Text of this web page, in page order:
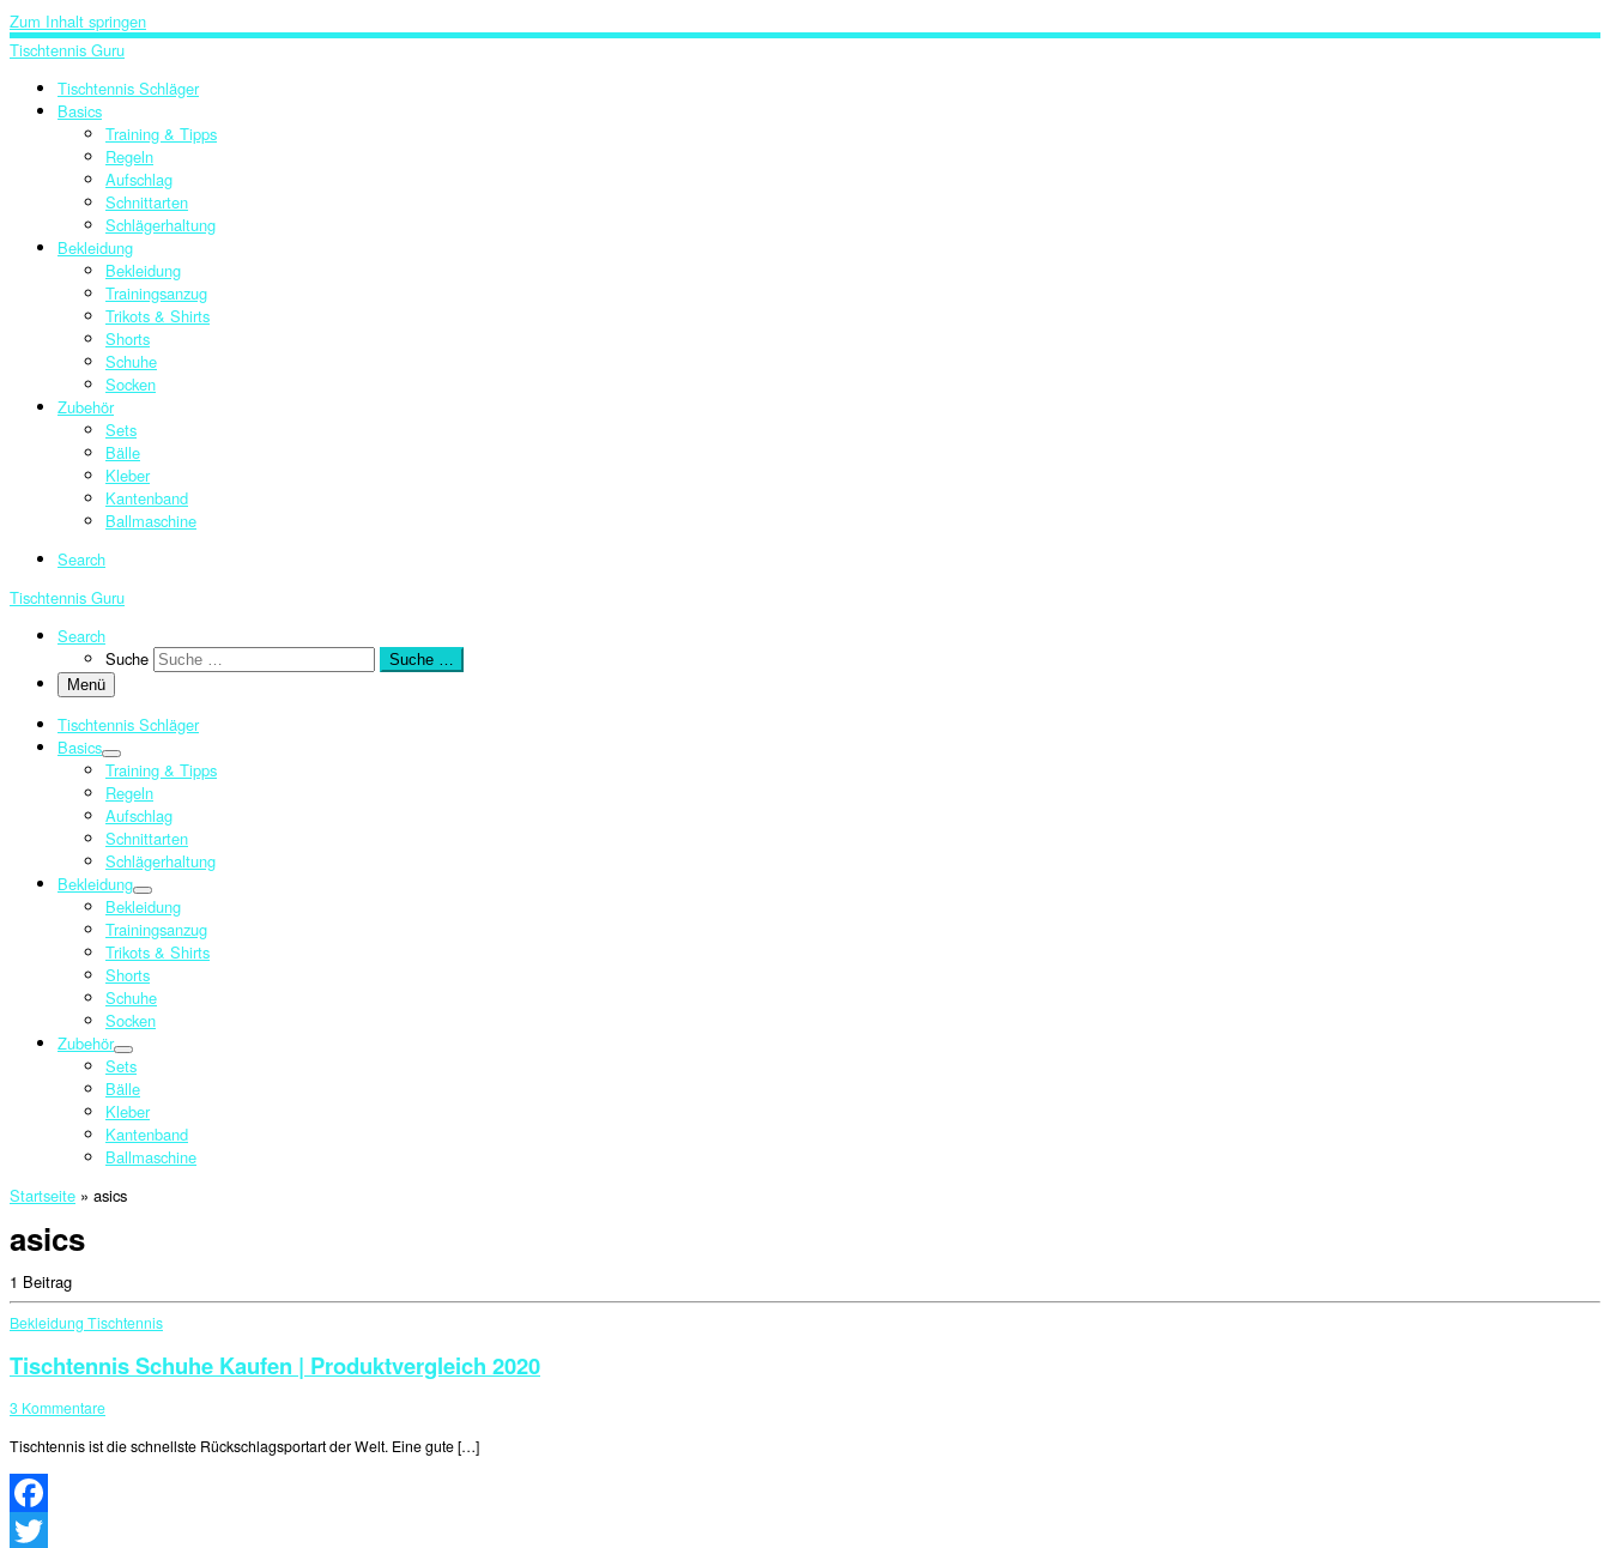
Zum Inhalt springen
Tischtennis Guru
Tischtennis Schläger
Basics
Training & Tipps
Regeln
Aufschlag
Schnittarten
Schlägerhaltung
Bekleidung
Bekleidung
Trainingsanzug
Trikots & Shirts
Shorts
Schuhe
Socken
Zubehör
Sets
Bälle
Kleber
Kantenband
Ballmaschine
Search
Tischtennis Guru
Search
Suche
Suche …
Menü
Tischtennis Schläger
Basics
Training & Tipps
Regeln
Aufschlag
Schnittarten
Schlägerhaltung
Bekleidung
Bekleidung
Trainingsanzug
Trikots & Shirts
Shorts
Schuhe
Socken
Zubehör
Sets
Bälle
Kleber
Kantenband
Ballmaschine
Startseite » asics
asics
1 Beitrag
Bekleidung Tischtennis
Tischtennis Schuhe Kaufen | Produktvergleich 2020
3 Kommentare
Tischtennis ist die schnellste Rückschlagsportart der Welt. Eine gute […]
Facebook